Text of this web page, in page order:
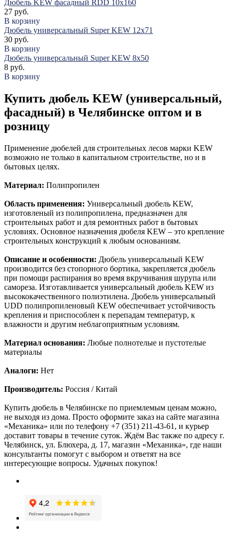
Дюбель KEW фасадный RDD 10х160
27 руб.
В корзину
Дюбель универсальный Super KEW 12х71
30 руб.
В корзину
Дюбель универсальный Super KEW 8х50
8 руб.
В корзину
Купить дюбель KEW (универсальный,
фасадный) в Челябинске оптом и в
розницу
Применение дюбелей для строительных лесов марки KEW
возможно не только в капитальном строительстве, но и в
бытовых целях.
Материал: Полипропилен
Область применения: Универсальный дюбель KEW,
изготовленый из полипропилена, предназначен для
строительных работ и для ремонтных работ в бытовых
условиях. Основное назначения дюбеля KEW – это крепление
строительных конструкций к любым основаниям.
Описание и особенности: Дюбель универсальный KEW
производится без стопорного бортика, закрепляется дюбель
при помощи распирания во время вкручивания шурупа или
самореза. Изготавливается универсальный дюбель KEW из
высококачественного полиэтилена. Дюбель универсальный
UDD полипропиленовый KEW обеспечивает устойчивость
крепления и приспособлен к перепадам температур, к
влажности и другим неблагоприятным условиям.
Материал основания: Любые полнотелые и пустотелые
материалы
Аналоги: Нет
Производитель: Россия / Китай
Купить дюбель в Челябинске по приемлемым ценам можно,
не выходя из дома. Просто оформите заказ на сайте магазина
«Механика» или по телефону +7 (351) 211-43-61, и курьер
доставит товары в течение суток. Ждём Вас также по адресу г.
Челябинск, ул. Блюхера, д. 17, магазин «Механика», где наши
консультанты помогут с выбором и ответят на все
интересующие вопросы. Удачных покупок!